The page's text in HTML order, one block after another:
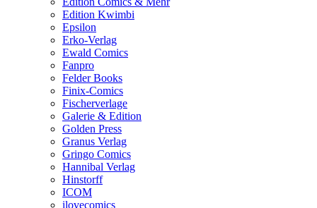
Edition Kwimbi
Epsilon
Erko-Verlag
Ewald Comics
Fanpro
Felder Books
Finix-Comics
Fischerverlage
Galerie & Edition
Golden Press
Granus Verlag
Gringo Comics
Hannibal Verlag
Hinstorff
ICOM
ilovecomics